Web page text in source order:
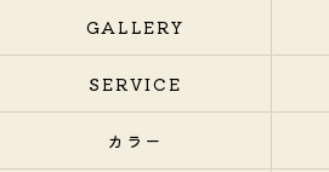
GALLERY
SERVICE
カラー